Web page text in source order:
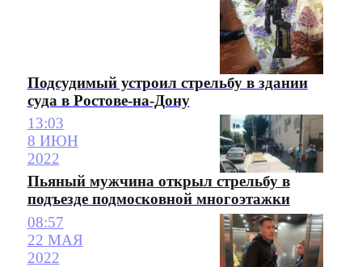
Подсудимый устроил стрельбу в здании
суда в Ростове-на-Дону
13:03
8 ИЮН
2022
Пьяный мужчина открыл стрельбу в
подъезде подмосковной многоэтажки
08:57
22 МАЯ
2022